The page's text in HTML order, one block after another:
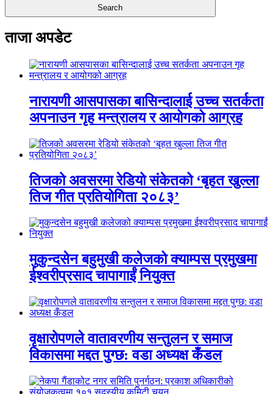
ताजा अपडेट
नारायणी आसपासका बासिन्दालाई उच्च सतर्कता
अपनाउन गृह मन्त्रालय र आयोगको आग्रह
तिजको अवसरमा रेडियो संकेतको ‘बृहत खुल्ला
तिज गीत प्रतियोगिता २०८३’
मुकुन्दसेन बहुमुखी कलेजको क्याम्पस प्रमुखमा
ईश्वरीप्रसाद चापागाईं नियुक्त
वृक्षारोपणले वातावरणीय सन्तुलन र समाज
विकासमा मद्दत पुग्छ: वडा अध्यक्ष कँडल